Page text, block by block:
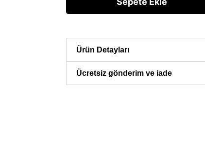
Ürün Detayları
Ücretsiz gönderim ve iade